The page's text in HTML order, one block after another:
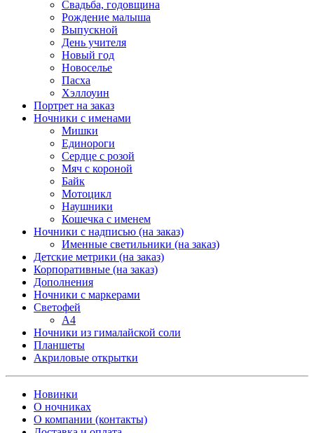
Свадьба, годовщина
Рождение малыша
Выпускной
День учителя
Новый год
Новоселье
Пасха
Хэллоуин
Портрет на заказ
Ночники с именами
Мишки
Единороги
Сердце с розой
Мяч с короной
Байк
Мотоцикл
Наушники
Кошечка с именем
Ночники с надписью (на заказ)
Именные светильники (на заказ)
Детские метрики (на заказ)
Корпоративные (на заказ)
Дополнения
Ночники с маркерами
Светофей
А4
Ночники из гималайской соли
Планшеты
Акриловые открытки
Новинки
О ночниках
О компании (контакты)